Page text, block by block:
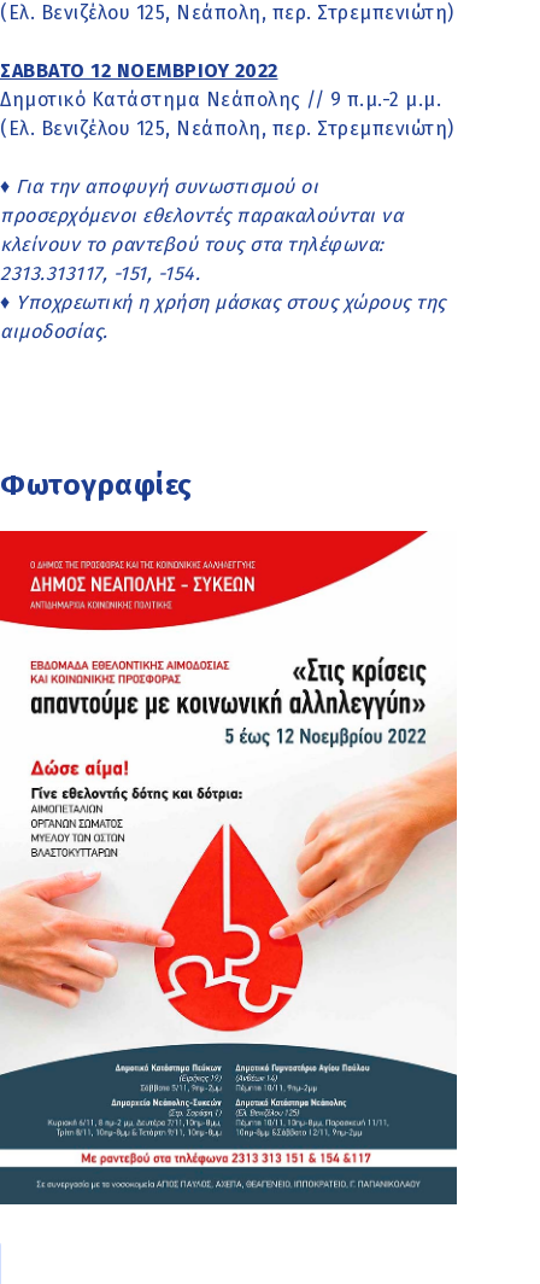
(Ελ. Βενιζέλου 125, Νεάπολη, περ. Στρεμπενιώτη)
ΣΑΒΒΑΤΟ 12 ΝΟΕΜΒΡΙΟΥ 2022
Δημοτικό Κατάστημα Νεάπολης // 9 π.μ.-2 μ.μ.
(Ελ. Βενιζέλου 125, Νεάπολη, περ. Στρεμπενιώτη)
♦ Για την αποφυγή συνωστισμού οι
προσερχόμενοι εθελοντές παρακαλούνται να
κλείνουν το ραντεβού τους στα τηλέφωνα:
2313.313117, -151, -154.
♦ Υποχρεωτική η χρήση μάσκας στους χώρους της
αιμοδοσίας.
Φωτογραφίες